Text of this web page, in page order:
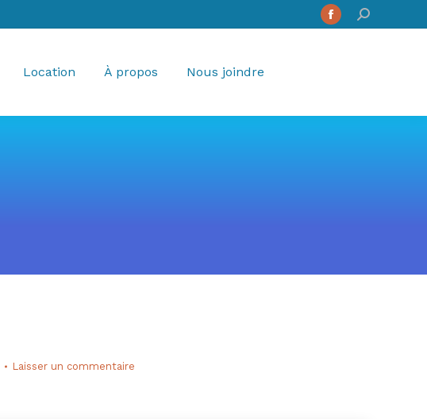
Facebook
Search:
Location À propos Nous joindre
Laisser un commentaire